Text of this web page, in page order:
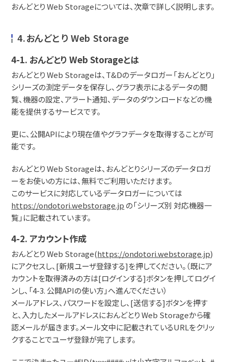
おんどとり Web Storageについては、次章で詳しく説明します。
4.おんどとり Web Storage
4-1. おんどとり Web Storageとは
おんどとり Web Storageは、T&Dのデータロガー「おんどとり」
シリーズの測定データを保存し、グラフ表示によるデータの閲
覧、機器の設定、アラート通知、データのダウンロードなどの機
能を提供するサービスです。
更に、公開APIにより現在値やグラフデータを取得することが可
能です。
おんどとり Web Storageは、おんどとりシリーズのデータロガ
ーをお使いの方には、無料でご利用いただけます。
このサービスに対応しているデータロガーについては
https://ondotori.webstorage.jp の「シリーズ別 対応機器一
覧」に記載されています。
4-2. アカウント作成
おんどとり Web Storage(https://ondotori.webstorage.jp)
にアクセスし、[新規ユーザ登録する]を押してください。（既にア
カウントを取得済みの方は[ログインする]ボタンを押してログイ
ンし、「4-3. 公開APIの使い方」へ進んでください）
メールアドレス、パスワードを設定し、[送信する]ボタンを押す
と、入力したメールアドレスにおんどとり Web Storageから確
認メールが届きます。メール文中に記載されているURLをクリッ
クすることでユーザ登録が完了します。